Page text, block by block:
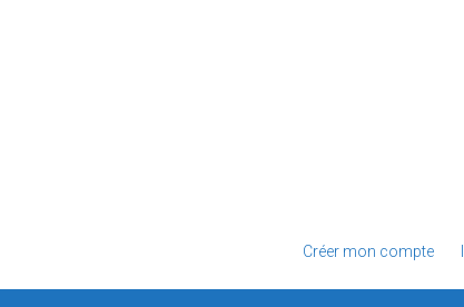
Créer mon compte